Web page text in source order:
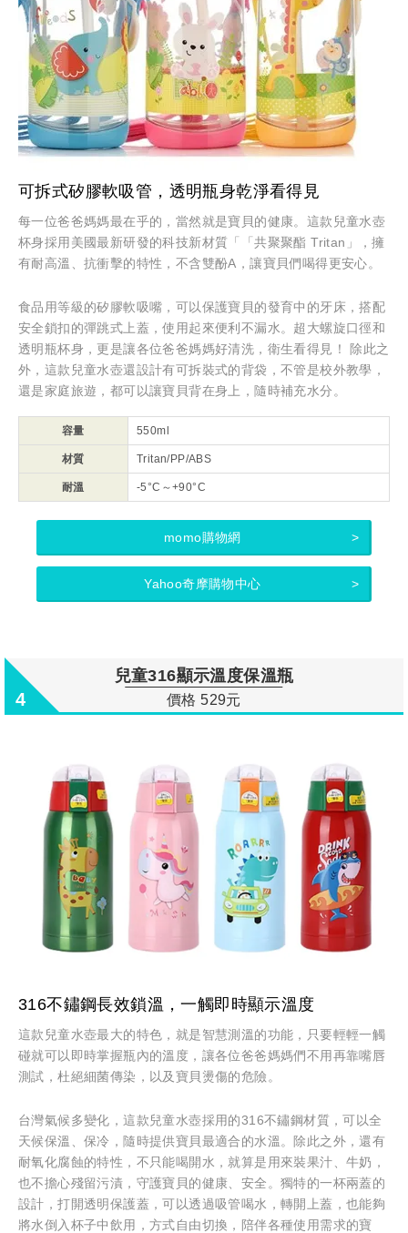
可拆式矽膠軟吸管，透明瓶身乾淨看得見
每一位爸爸媽媽最在乎的，當然就是寶貝的健康。這款兒童水壺
杯身採用美國最新研發的科技新材質「「共聚聚酯 Tritan」，擁
有耐高溫、抗衝擊的特性，不含雙酚A，讓寶貝們喝得更安心。
食品用等級的矽膠軟吸嘴，可以保護寶貝的發育中的牙床，搭配
安全鎖扣的彈跳式上蓋，使用起來便利不漏水。超大螺旋口徑和
透明瓶杯身，更是讓各位爸爸媽媽好清洗，衛生看得見！ 除此之
外，這款兒童水壺還設計有可拆裝式的背袋，不管是校外教學，
還是家庭旅遊，都可以讓寶貝背在身上，隨時補充水分。
容量 550ml
材質 Tritan/PP/ABS
耐溫 -5°C～+90°C
momo購物網
Yahoo奇摩購物中心
4
兒童316顯示溫度保溫瓶
價格 529元
316不鏽鋼長效鎖溫，一觸即時顯示溫度
這款兒童水壺最大的特色，就是智慧測溫的功能，只要輕輕一觸
碰就可以即時掌握瓶內的溫度，讓各位爸爸媽媽們不用再靠嘴唇
測試，杜絕細菌傳染，以及寶貝燙傷的危險。
台灣氣候多變化，這款兒童水壺採用的316不鏽鋼材質，可以全
天候保溫、保冷，隨時提供寶貝最適合的水溫。除此之外，還有
耐氧化腐蝕的特性，不只能喝開水，就算是用來裝果汁、牛奶，
也不擔心殘留污漬，守護寶貝的健康、安全。獨特的一杯兩蓋的
設計，打開透明保護蓋，可以透過吸管喝水，轉開上蓋，也能夠
將水倒入杯子中飲用，方式自由切換，陪伴各種使用需求的寶